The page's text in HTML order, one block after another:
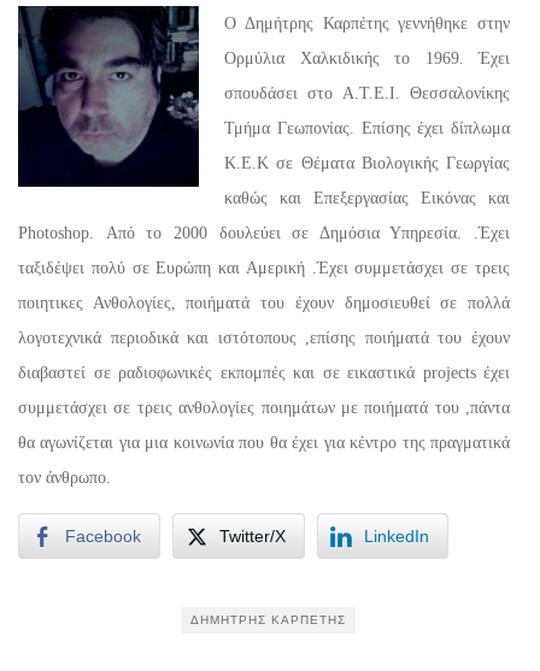
Ο Δημήτρης Καρπέτης γεννήθηκε στην
Ορμύλια Χαλκιδικής το 1969. Έχει
σπουδάσει στο Α.Τ.Ε.Ι. Θεσσαλονίκης
Τμήμα Γεωπονίας. Επίσης έχει δίπλωμα
Κ.Ε.Κ σε Θέματα Βιολογικής Γεωργίας
καθώς και Επεξεργασίας Εικόνας και
Photoshop. Από το 2000 δουλεύει σε Δημόσια Υπηρεσία. .Έχει
ταξιδέψει πολύ σε Ευρώπη και Αμερική .Έχει συμμετάσχει σε τρεις
ποιητικες Ανθολογίες, ποιήματά του έχουν δημοσιευθεί σε πολλά
λογοτεχνικά περιοδικά και ιστότοπους ,επίσης ποιήματά του έχουν
διαβαστεί σε ραδιοφωνικές εκπομπές και σε εικαστικά projects έχει
συμμετάσχει σε τρεις ανθολογίες ποιημάτων με ποιήματά του ,πάντα
θα αγωνίζεται για μια κοινωνία που θα έχει για κέντρο της πραγματικά
τον άνθρωπο.
Facebook Twitter/X LinkedIn
ΔΗΜΉΤΡΗΣ ΚΑΡΠΈΤΗΣ